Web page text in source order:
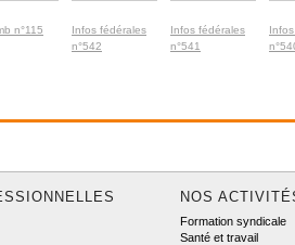
n°115
Infos fédérales
n°542
Infos fédérales
n°541
NOS
Formation syndicale
Santé et travail